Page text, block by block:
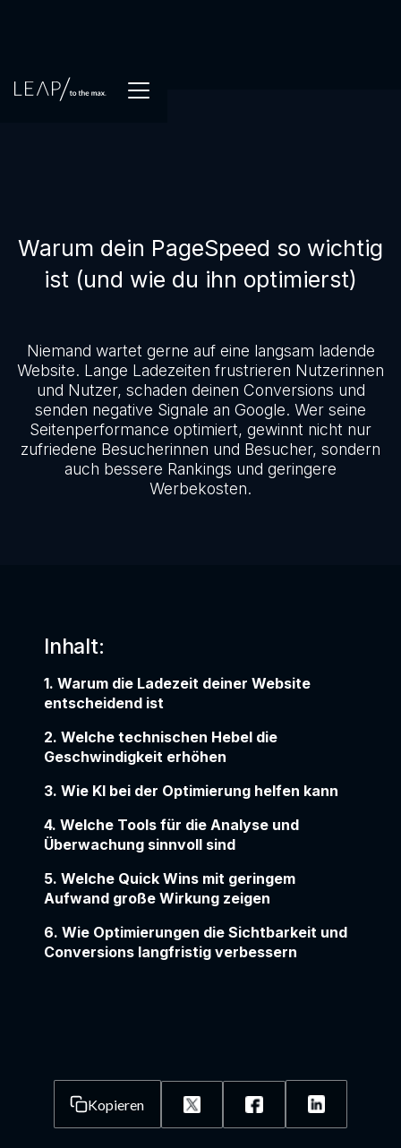
Warum dein PageSpeed so wichtig
ist (und wie du ihn optimierst)
Niemand wartet gerne auf eine langsam ladende
Website. Lange Ladezeiten frustrieren Nutzerinnen
und Nutzer, schaden deinen Conversions und
senden negative Signale an Google. Wer seine
Seitenperformance optimiert, gewinnt nicht nur
zufriedene Besucherinnen und Besucher, sondern
auch bessere Rankings und geringere
Werbekosten.
Inhalt:
1. Warum die Ladezeit deiner Website
entscheidend ist
2. Welche technischen Hebel die
Geschwindigkeit erhöhen
3. Wie KI bei der Optimierung helfen kann
4. Welche Tools für die Analyse und
Überwachung sinnvoll sind
5. Welche Quick Wins mit geringem
Aufwand große Wirkung zeigen
6. Wie Optimierungen die Sichtbarkeit und
Conversions langfristig verbessern
Kopieren